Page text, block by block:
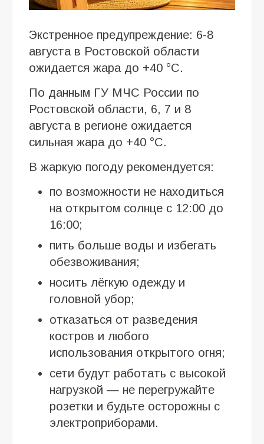
Экстренное предупреждение: 6-8
августа в Ростовской области
ожидается жара до +40 °C.
По данным ГУ МЧС России по
Ростовской области, 6, 7 и 8
августа в регионе ожидается
сильная жара до +40 °C.
В жаркую погоду рекомендуется:
по возможности не находиться
на открытом солнце с 12:00 до
16:00;
пить больше воды и избегать
обезвоживания;
носить лёгкую одежду и
головной убор;
отказаться от разведения
костров и любого
использования открытого огня;
сети будут работать с высокой
нагрузкой — не перегружайте
розетки и будьте осторожны с
электроприборами.